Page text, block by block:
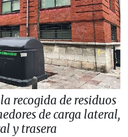
recogida de residuos
de carga lateral,
y trasera